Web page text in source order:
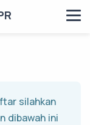
silahkan
dibawah ini